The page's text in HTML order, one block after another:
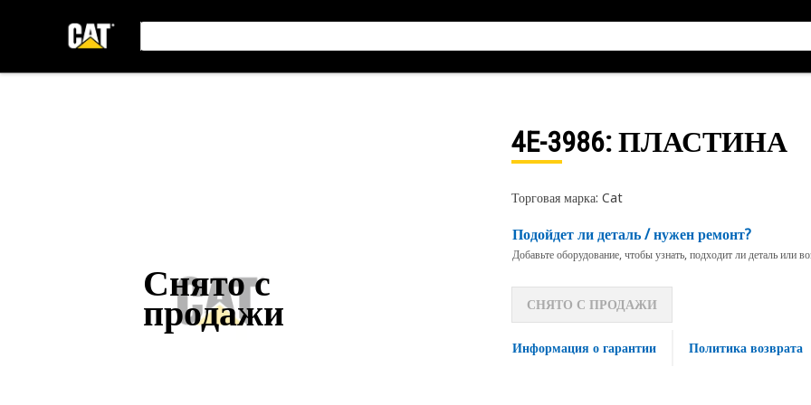
Снято с
продажи
4E-3986: ПЛАСТИНА
Торговая марка: Cat
Подойдет ли деталь / нужен ремонт?
Добавьте оборудование, чтобы узнать, подходит ли деталь или
СНЯТО С ПРОДАЖИ
Информация о гарантии Политика возврата